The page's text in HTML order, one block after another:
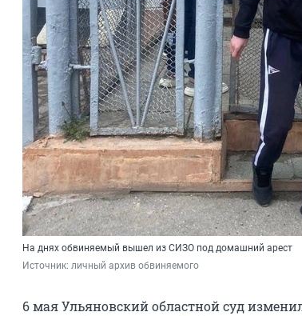
На днях обвиняемый вышел из СИЗО под домашний арест
Источник: личный архив обвиняемого
6 мая Ульяновский областной суд